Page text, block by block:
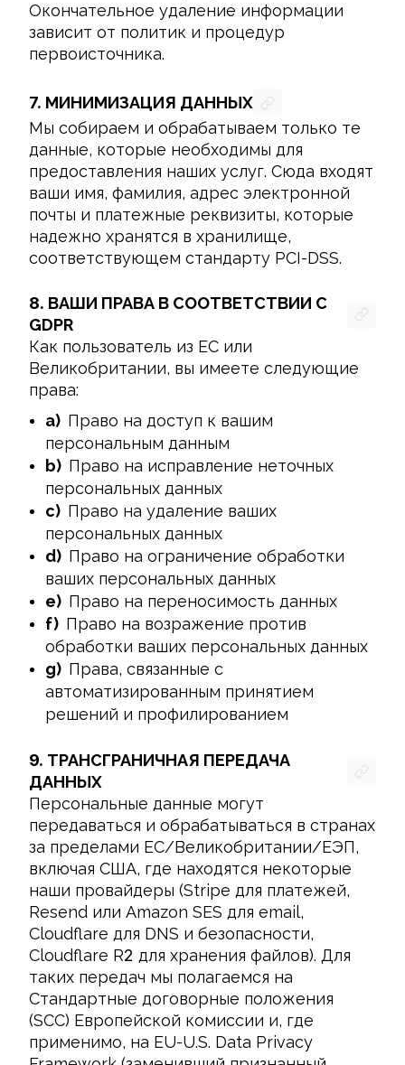
Окончательное удаление информации
зависит от политик и процедур
первоисточника.
7. МИНИМИЗАЦИЯ ДАННЫХ
Мы собираем и обрабатываем только те
данные, которые необходимы для
предоставления наших услуг. Сюда входят
ваши имя, фамилия, адрес электронной
почты и платежные реквизиты, которые
надежно хранятся в хранилище,
соответствующем стандарту PCI-DSS.
8. ВАШИ ПРАВА В СООТВЕТСТВИИ С
GDPR
Как пользователь из ЕС или
Великобритании, вы имеете следующие
права:
a) Право на доступ к вашим
персональным данным
b) Право на исправление неточных
персональных данных
c) Право на удаление ваших
персональных данных
d) Право на ограничение обработки
ваших персональных данных
e) Право на переносимость данных
f) Право на возражение против
обработки ваших персональных данных
g) Права, связанные с
автоматизированным принятием
решений и профилированием
9. ТРАНСГРАНИЧНАЯ ПЕРЕДАЧА
ДАННЫХ
Персональные данные могут
передаваться и обрабатываться в странах
за пределами ЕС/Великобритании/ЕЭП,
включая США, где находятся некоторые
наши провайдеры (Stripe для платежей,
Resend или Amazon SES для email,
Cloudflare для DNS и безопасности,
Cloudflare R2 для хранения файлов). Для
таких передач мы полагаемся на
Стандартные договорные положения
(SCC) Европейской комиссии и, где
применимо, на EU-U.S. Data Privacy